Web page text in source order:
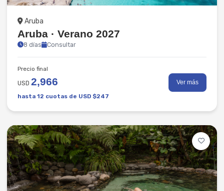
Aruba
Aruba · Verano 2027
8 días Consultar
Precio final
USD 2,966
hasta 12 cuotas de USD $247
Ver más